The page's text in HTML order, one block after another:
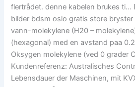
flertrådet. denne kabelen brukes ti…
bilder bdsm oslo gratis store bryster
vann-molekylene (H20 –
(hexagonal) med en avstand paa
Oksygen molekylene (ved 0 grader
Kundenreferenz: Australisches
Lebensdauer der Maschinen, mit